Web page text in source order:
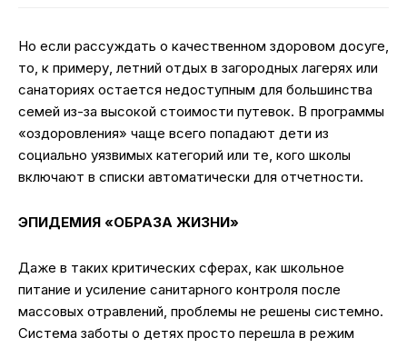
Но если рассуждать о качественном здоровом досуге,
то, к примеру, летний отдых в загородных лагерях или
санаториях остается недоступным для большинства
семей из-за высокой стоимости путевок. В программы
«оздоровления» чаще всего попадают дети из
социально уязвимых категорий или те, кого школы
включают в списки автоматически для отчетности.
ЭПИДЕМИЯ «ОБРАЗА ЖИЗНИ»
Даже в таких критических сферах, как школьное
питание и усиление санитарного контроля после
массовых отравлений, проблемы не решены системно.
Система заботы о детях просто перешла в режим